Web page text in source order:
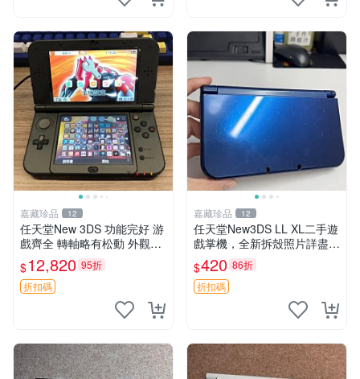
嘉藏珍品 12
任天堂New 3DS 功能完好 游
戲齊全 轉軸略有松動 外觀如
新 內存卡完整 推薦收藏 復古
掌機 游戲機 Nintendo 3DS游
戲平臺
$12,820 95折
折扣碼
嘉藏珍品 12
任天堂New3DS LL XL二手遊
戲掌機，全新拆殼照片詳盡到
每一處 任天堂New3DS LL X
L 拆殼 游戲 手機
$420 86折
折扣碼